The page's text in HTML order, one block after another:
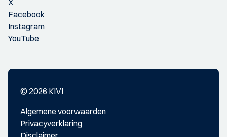
Facebook
Instagram
YouTube
© 2026 KIVI
Algemene voorwaarden
Privacyverklaring